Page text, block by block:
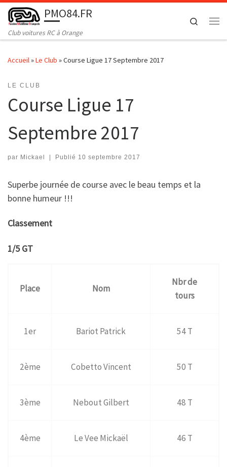
Passer au contenu
PMO84.FR
Club voitures RC à Orange
Search
Accueil»Le Club »Course Ligue 17 Septembre 2017
LE CLUB
Course Ligue 17
Septembre 2017
par Mickael | Publié 10 septembre 2017
Superbe journée de course avec le beau temps et la
bonne humeur !!!
Classement
1/5 GT
Place Nom
Nbr de
tours
1er Bariot Patrick 54 T
2ème Cobetto Vincent 50 T
3ème Nebout Gilbert 48 T
4ème Le Vee Mickaël 46 T